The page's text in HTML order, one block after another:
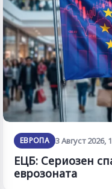
ЕВРОПА 3 Август 2026,
ЕЦБ: Сериозен
еврозоната